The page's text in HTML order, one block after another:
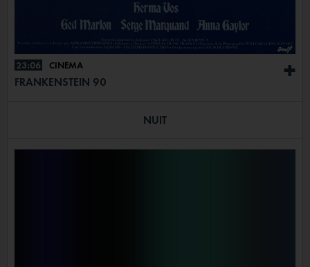
+
23:06 CINÉMA
FRANKENSTEIN 90
NUIT